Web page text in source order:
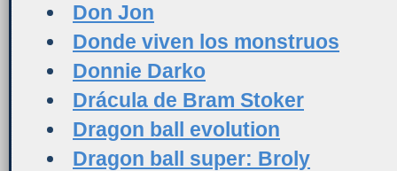
Don Jon
Donde viven los monstruos
Donnie Darko
Drácula de Bram Stoker
Dragon ball evolution
Dragon ball super: Broly